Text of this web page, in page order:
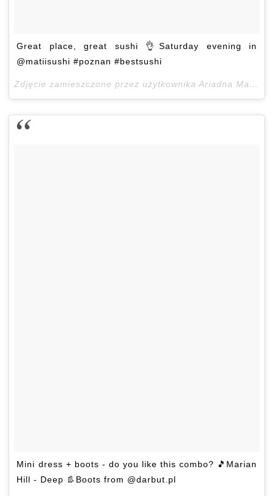
Great place, great sushi 👌Saturday evening in
@matiisushi #poznan #bestsushi
Zdjęcie zamieszczone przez użytkownika Ariadna Majewska (@ari_maj)
Mini dress + boots - do you like this combo? 🎵Marian
Hill - Deep 👢Boots from @darbut.pl